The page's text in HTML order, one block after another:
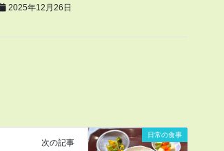
2025年12月26日
日常の食事
次の記事